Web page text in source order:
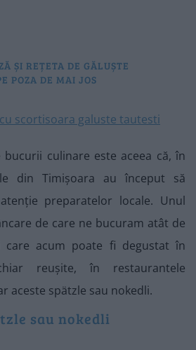
ȘI REȚETA DE GĂLUȘTE
POZA DE MAI JOS
culinare este aceea că, în
din Timișoara au început să
preparatelor locale. Unul
de care ne bucuram atât de
care acum poate fi degustat în
reușite, în restaurantele
aceste spätzle sau nokedli.
sau nokedli